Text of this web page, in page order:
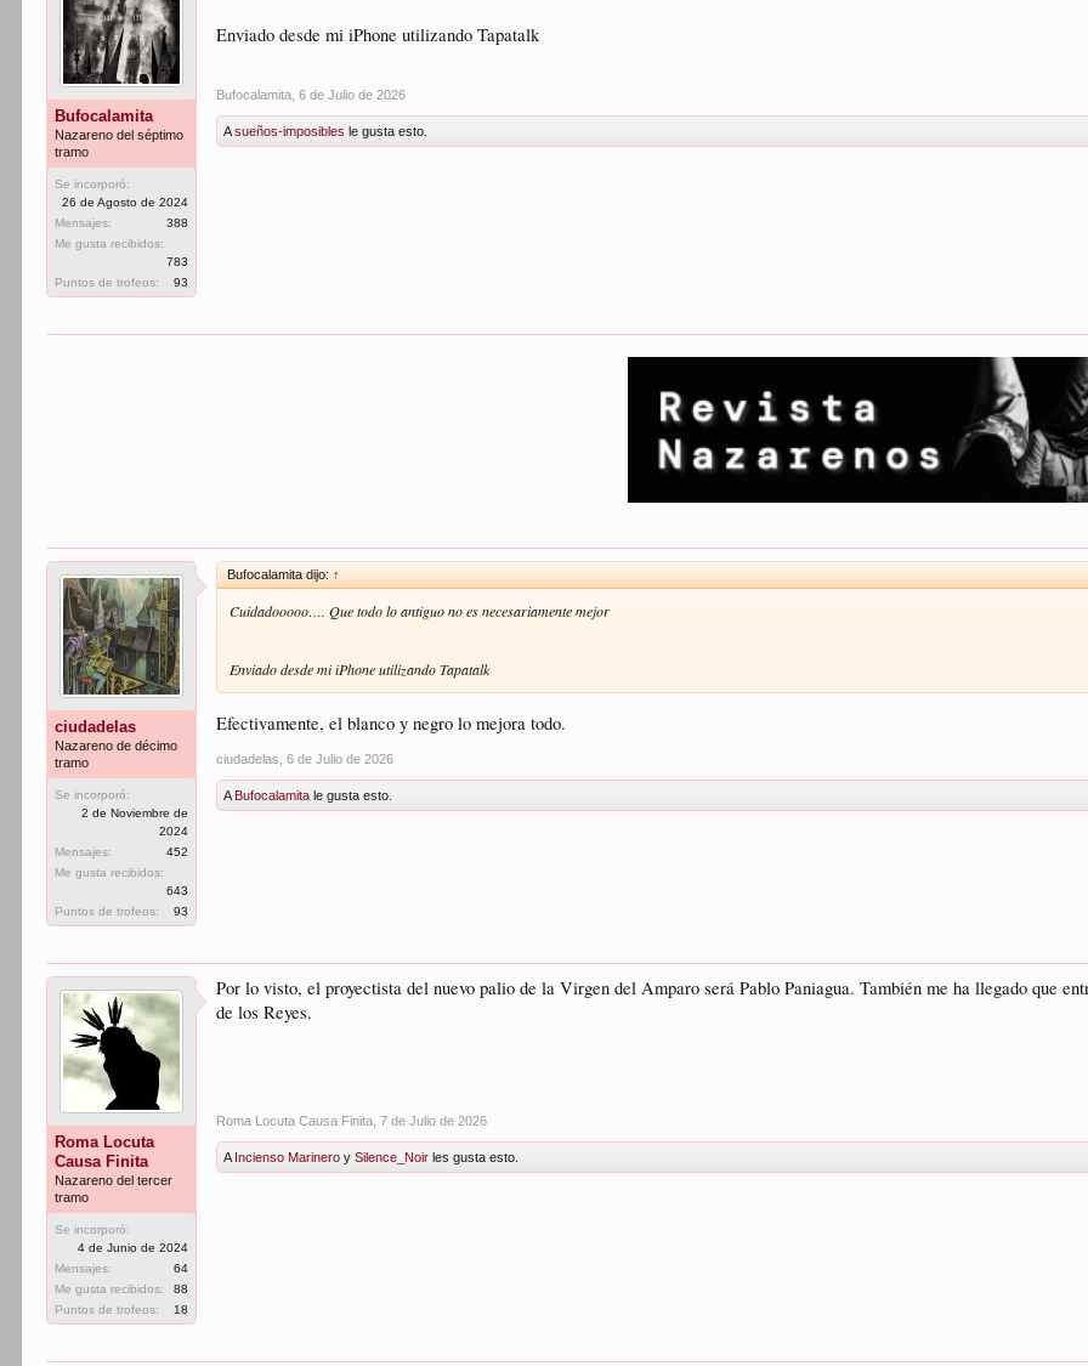
Bufocalamita
Nazareno del séptimo
tramo
Se incorporó:
26 de Agosto de 2024
Mensajes:
388
Me gusta recibidos:
783
Puntos de trofeos:
93
Enviado desde mi iPhone utilizando Tapatalk
Bufocalamita 6 de Julio de 2026
Asueños-imposibles le gusta esto.
ciudadelas
Nazareno de décimo
tramo
Se incorporó:
2 de Noviembre de
2024
Mensajes:
452
Me gusta recibidos:
643
Puntos de trofeos:
93
Bufocalamita dijo: ↑
Cuidadooooo…. Que todo lo antiguo no es necesariamente mejor
Enviado desde mi iPhone utilizando Tapatalk
Efectivamente, el blanco y negro lo mejora todo.
ciudadelas 6 de Julio de 2026
ABufocalamita le gusta esto.
Roma Locuta
Causa Finita
Nazareno del tercer
tramo
Se incorporó:
4 de Junio de 2024
Mensajes:
64
Me gusta recibidos:
88
Puntos de trofeos:
18
Por lo visto, el proyectista del nuevo palio de la Virgen del Amparo será Pablo Paniagua. También me ha llegado que
de los Reyes.
Roma Locuta Causa Finita 7 de Julio de 2026
A Incienso Marinero ySilence_Noir les gusta esto.